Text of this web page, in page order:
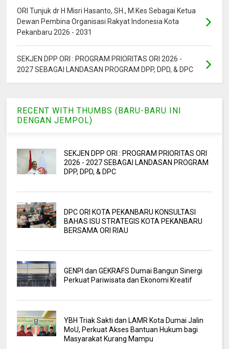
ORI Tunjuk dr H Misri Hasanto, SH., M.Kes Sebagai Ketua
Dewan Pembina Organisasi Rakyat Indonesia Kota
Pekanbaru 2026 - 2031
SEKJEN DPP ORI : PROGRAM PRIORITAS ORI 2026 -
2027 SEBAGAI LANDASAN PROGRAM DPP, DPD, & DPC
RECENT WITH THUMBS (BARU-BARU INI
DENGAN JEMPOL)
SEKJEN DPP ORI : PROGRAM PRIORITAS ORI
2026 - 2027 SEBAGAI LANDASAN PROGRAM
DPP, DPD, & DPC
DPC ORI KOTA PEKANBARU KONSULTASI
BAHAS ISU STRATEGIS KOTA PEKANBARU
BERSAMA ORI RIAU
GENPI dan GEKRAFS Dumai Bangun Sinergi
Perkuat Pariwisata dan Ekonomi Kreatif
YBH Triak Sakti dan LAMR Kota Dumai Jalin
MoU, Perkuat Akses Bantuan Hukum bagi
Masyarakat Kurang Mampu